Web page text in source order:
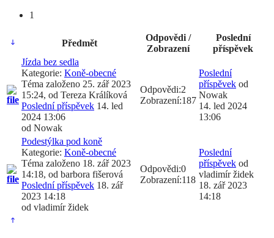
1
Předmět
Odpovědi /
Zobrazení
Poslední
příspěvek
Jízda bez sedla
Kategorie: Koně-obecné
Téma založeno 25. zář 2023
15:24, od Tereza Králíková
Poslední příspěvek 14. led
2024 13:06
od Nowak
Odpovědi:2
Zobrazení:187
Poslední
příspěvek od
Nowak
14. led 2024
13:06
Podestýlka pod koně
Kategorie: Koně-obecné
Téma založeno 18. zář 2023
14:18, od barbora fišerová
Poslední příspěvek 18. zář
2023 14:18
od vladimír židek
Odpovědi:0
Zobrazení:118
Poslední
příspěvek od
vladimír židek
18. zář 2023
14:18